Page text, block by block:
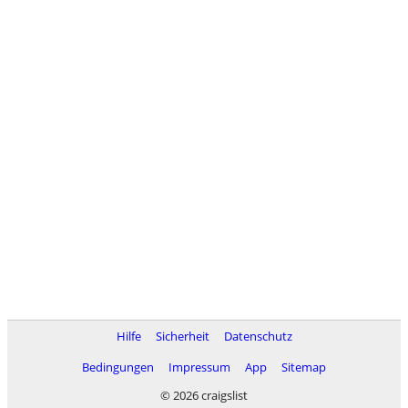
Hilfe Sicherheit
Datenschutz
Bedingungen
Impressum App
Sitemap
© 2026 craigslist